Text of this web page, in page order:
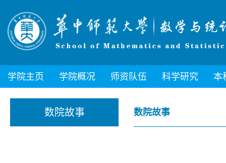
学院主页 学院概况 师资队伍 科学研究 本
数院故事 数院故事